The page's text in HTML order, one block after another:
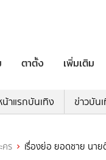
ตาตั้ง เพิ่มเติม
น้าแรกบันเทิง ข่าวบัน
คร เรื่องย่อ ยอดชาย นา